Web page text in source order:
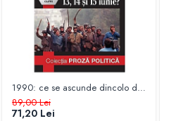
1990: ce se ascunde dincolo de
evenimentele din 13, 14,15
iunie?
89,00 Lei
71,20 Lei